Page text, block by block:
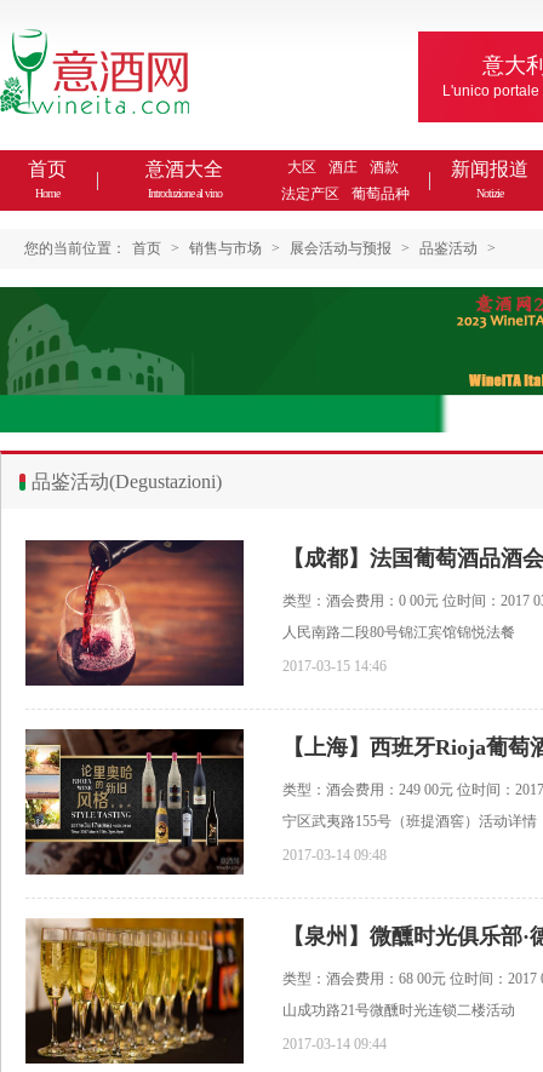
意大
L'unico
首页
Home
意酒大全
Introduzione al vino
大区 酒庄
酒款
法定产区
葡萄品种
新闻报道
Notizie
您的当前位置： 首页 > 销售与市场 > 展会活动与预报 > 品鉴活动 >
品鉴活动(Degustazioni)
【成都】法国葡萄酒品酒会
类型：酒会费用：0 00元 位时间：2017
人民南路二段80号锦江宾馆锦悦法餐
2017-03-15 14:46
【上海】西班牙Rioja葡萄
类型：酒会费用：249 00元 位时间：
宁区武夷路155号（班提酒窖）活动详情
2017-03-14 09:48
【泉州】微醺时光俱乐部
类型：酒会费用：68 00元 位时间：2017
山成功路21号微醺时光连锁二楼活动
2017-03-14 09:44